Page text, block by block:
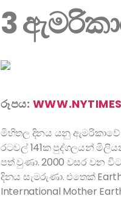
3
රූපය:
මිහිතල දිනය යනු
රටවල් 141ක පුද්ගලයන්
පත් වුණා. 2000 වසර වන
දිනය සැමරුණා. එතෙක්
International Mother